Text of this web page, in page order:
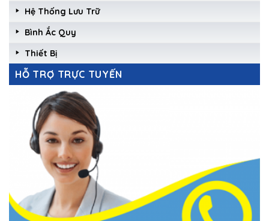
Hệ Thống Lưu Trữ
Bình Ắc Quy
Thiết Bị
HỖ TRỢ TRỰC TUYẾN